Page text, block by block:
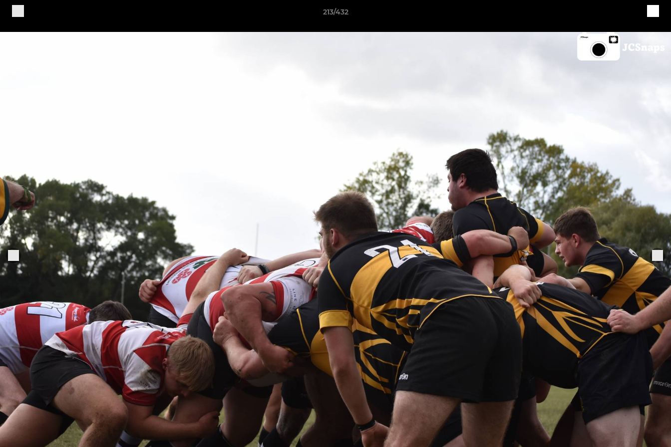
213/432